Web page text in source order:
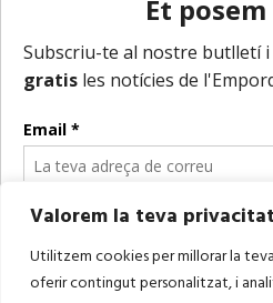
Valorem la teva privacitat
Utilitzem cookies per millorar la
oferir contingut personalitzat, i